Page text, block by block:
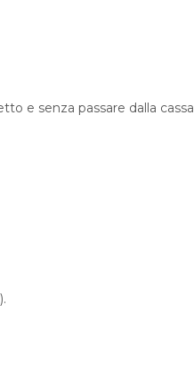
e senza passare dalla cassa